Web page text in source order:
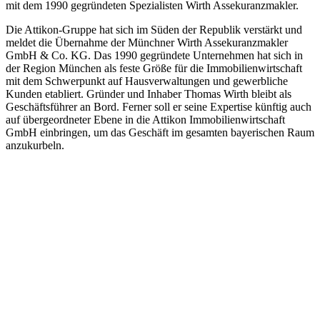
mit dem 1990 gegründeten Spezialisten Wirth Assekuranzmakler.
Die Attikon-Gruppe hat sich im Süden der Republik verstärkt und
meldet die Übernahme der Münchner Wirth Assekuranzmakler
GmbH & Co. KG. Das 1990 gegründete Unternehmen hat sich in
der Region München als feste Größe für die Immobilienwirtschaft
mit dem Schwerpunkt auf Hausverwaltungen und gewerbliche
Kunden etabliert. Gründer und Inhaber Thomas Wirth bleibt als
Geschäftsführer an Bord. Ferner soll er seine Expertise künftig auch
auf übergeordneter Ebene in die Attikon Immobilienwirtschaft
GmbH einbringen, um das Geschäft im gesamten bayerischen Raum
anzukurbeln.